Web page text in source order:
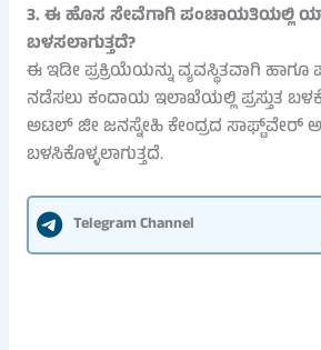
3. ಈ ಹೊಸ ಸೇವೆಗಾಗಿ ಪಂಚಾಯತಿಯಲ್ಲಿ
ಬಳಸಲಾಗುತ್ತದೆ?
ಈ ಇಡೀ ಪ್ರಕ್ರಿಯೆಯನ್ನು ವ್ಯವಸ್ಥಿತವಾಗಿ ಹಾಗೂ
ನಡೆಸಲು ಕಂದಾಯ ಇಲಾಖೆಯಲ್ಲಿ ಪ್ರಸ್ತುತ
ಅಟಲ್ ಜೀ ಜನಸ್ನೇಹಿ ಕೇಂದ್ರದ ಸಾಫ್ಟ್‌ವೇರ್
ಬಳಸಿಕೊಳ್ಳಲಾಗುತ್ತದೆ.
Telegram Channel